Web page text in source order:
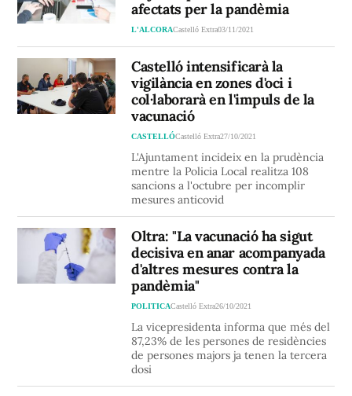
afectats per la pandèmia
L'ALCORACastelló Extra03/11/2021
Castelló intensificarà la
vigilància en zones d'oci i
col·laborarà en l'impuls de la
vacunació
CASTELLÓCastelló Extra27/10/2021
L'Ajuntament incideix en la prudència
mentre la Policia Local realitza 108
sancions a l'octubre per incomplir
mesures anticovid
Oltra: "La vacunació ha sigut
decisiva en anar acompanyada
d'altres mesures contra la
pandèmia"
POLITICACastelló Extra26/10/2021
La vicepresidenta informa que més del
87,23% de les persones de residències
de persones majors ja tenen la tercera
dosi